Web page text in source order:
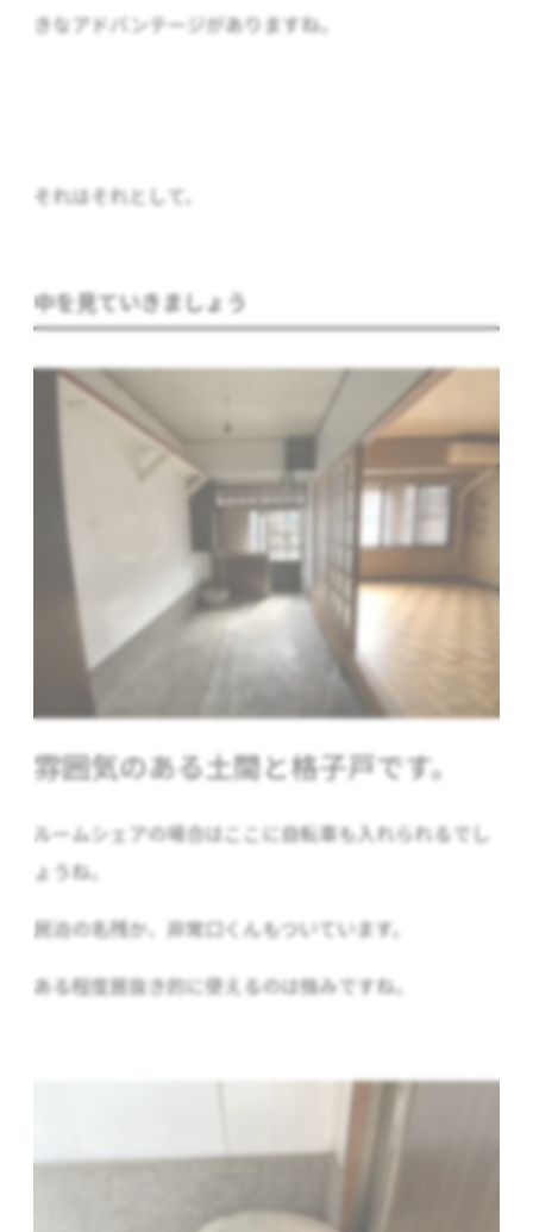
きなアドバンテージがありますね。
それはそれとして、
中を見ていきましょう
雰囲気のある土間と格子戸です。
ルームシェアの場合はここに自転車も入れられるでし
ょうね。
民泊の名残か、非常口くんもついています。
ある程度居抜き的に使えるのは強みですね。